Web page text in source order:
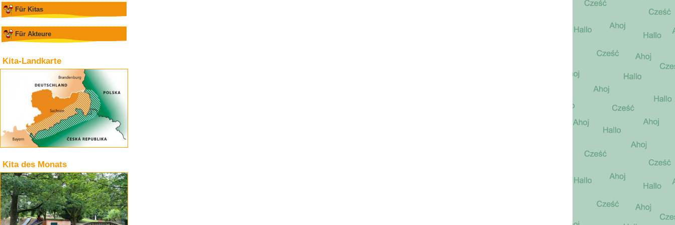
Für Kitas
Für Akteure
Kita-Landkarte
Kita des Monats